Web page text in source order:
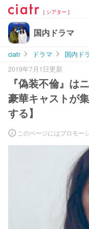
[ シアター ]
国内ドラマ
ciatr ドラマ 国内ド
2019年7月1日更新
『偽装不倫』は
豪華キャストが
する】
このページにはプロモー